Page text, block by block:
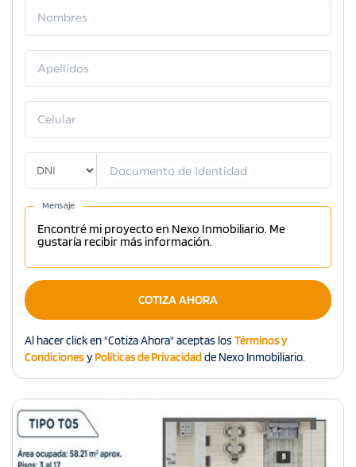
Nombres
Apellidos
Celular
Documento de Identidad
Mensaje
COTIZA AHORA
Al hacer click en "Cotiza Ahora" aceptas los Términos y
CondicionesyPolíticas de Privacidadde Nexo Inmobiliario.